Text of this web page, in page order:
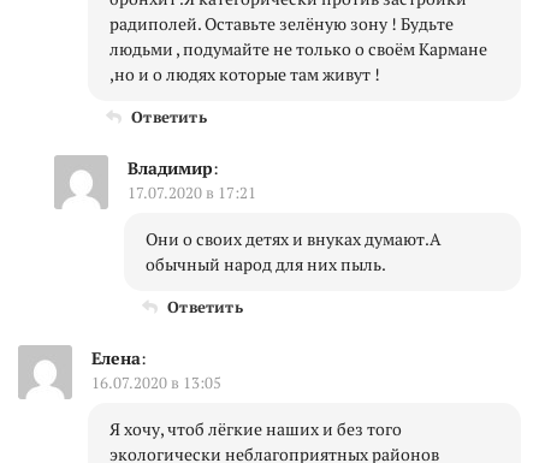
радиполей. Оставьте зелёную зону ! Будьте
людьми , подумайте не только о своём Кармане
,но и о людях которые там живут !
Ответить
Владимир:
17.07.2020 в 17:21
Они о своих детях и внуках думают.А
обычный народ для них пыль.
Ответить
Елена:
16.07.2020 в 13:05
Я хочу, чтоб лёгкие наших и без того
экологически неблагоприятных районов